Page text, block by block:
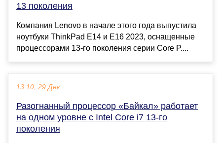
13 поколения
Компания Lenovo в начале этого года выпустила
ноутбуки ThinkPad E14 и E16 2023, оснащенные
процессорами 13-го поколения серии Core P....
13:10, 29 Дек
Разогнанный процессор «Байкал» работает
на одном уровне с Intel Core i7 13-го
поколения